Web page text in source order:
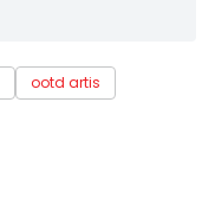
ootd artis